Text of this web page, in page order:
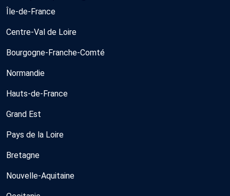
Île-de-France
Centre-Val de Loire
Bourgogne-Franche-Comté
Normandie
Hauts-de-France
Grand Est
Pays de la Loire
Bretagne
Nouvelle-Aquitaine